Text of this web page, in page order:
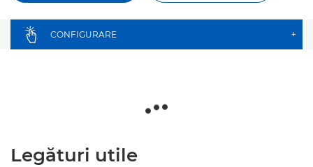
CONFIGURARE +
Legături utile